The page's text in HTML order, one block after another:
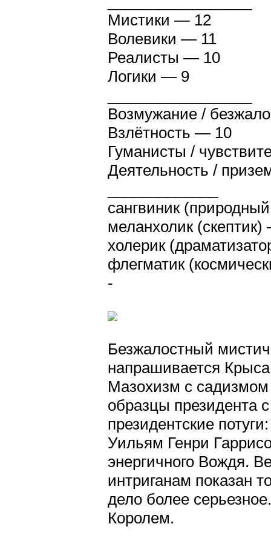
Мистики — 12
Волевики — 11
Реалисты — 10
Логики — 9
Возмужание /
Взлётность — 10
Гуманисты /
Деятельность /
сангвиник
меланхолик
холерик
флегматик
-
Безжалостный
напрашивается
Мазохизм с садизмом
образцы президента
президентские
Уильям Генри
энергичного Вождя.
интриганам показан
дело более
Королем.